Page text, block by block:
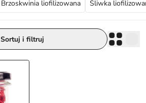
Brzoskwinia liofilizowana Śliwka
Sortuj i filtruj